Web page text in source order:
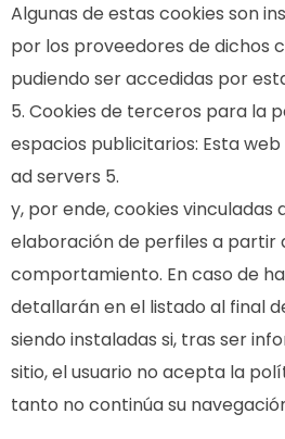
Algunas de estas cookies son
por los proveedores de dichos
pudiendo ser accedidas por
Cookies de terceros para la
espacios publicitarios: Esta
ad servers 5.
y, por ende, cookies vinculadas
elaboración de perfiles a partir
comportamiento. En caso de
detallarán en el listado al final
siendo instaladas si, tras ser
sitio, el usuario no acepta la
tanto no continúa su